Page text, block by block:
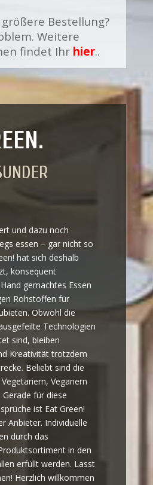
Bestellung?
Weitere
findet Ihr hier..
und dazu noch
essen – gar nicht so
hat sich deshalb
konsequent
gemachtes Essen
Rohstoffen für
Obwohl die
Technologien
sind, bleiben
Kreativität trotzdem
Beliebt sind die
Veganern
Gerade für diese
ist Eat Green!
Anbieter. Individuelle
durch das
in den
erfüllt werden. Lasst
Herzlich willkommen